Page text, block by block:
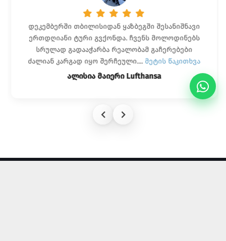
დეკემბერში თბილისიდან ყაზბეგში შესანიშნავი
ერთდღიანი ტური გვქონდა. ჩვენს მოლოდინებს
სრულად გადააჭარბა რეალობამ გაჩერებები
ძალიან კარგად იყო შერჩეული....მეტის წაკითხვა
ალისია მაიერი Lufthansa